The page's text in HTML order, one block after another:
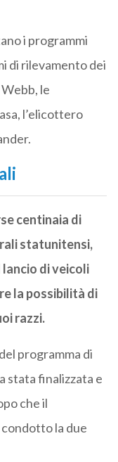
i programmi
di rilevamento dei
le
l’elicottero
centinaia di
statunitensi,
di veicoli
la possibilità di
razzi.
programma di
stata finalizzata e
che il
la due